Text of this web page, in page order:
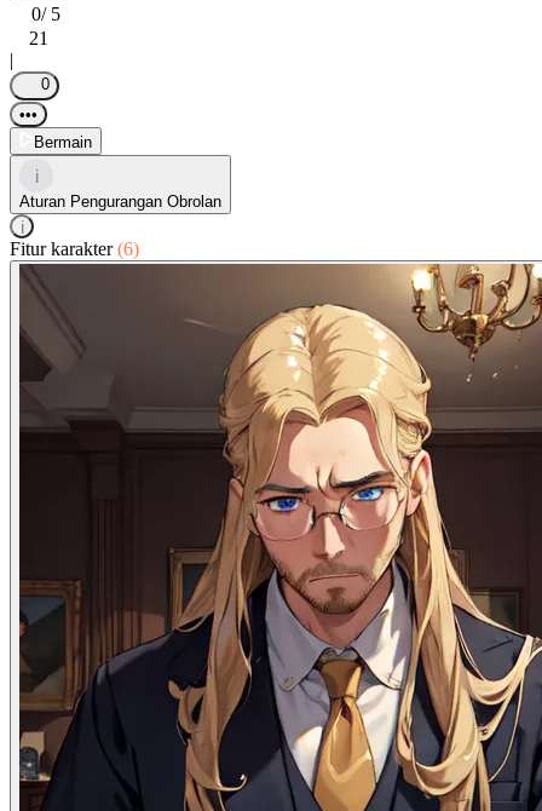
0/ 5
21
|
0
•••
Bermain
i
Aturan Pengurangan Obrolan
i
Fitur karakter(6)